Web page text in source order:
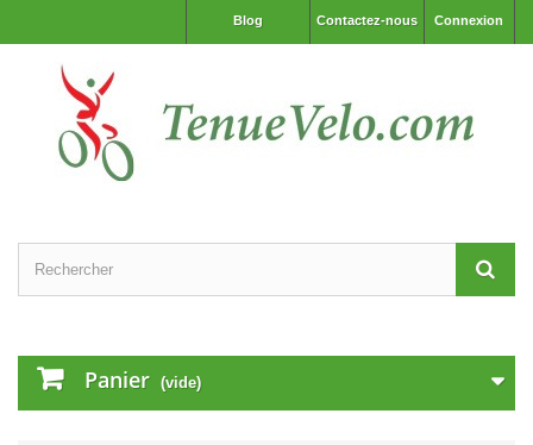
Connexion
Contactez-nous
Blog
Panier (vide)